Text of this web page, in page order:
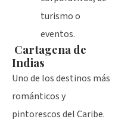
turismo o
eventos.
Cartagena de
Indias
Uno de los destinos más
románticos y
pintorescos del Caribe.